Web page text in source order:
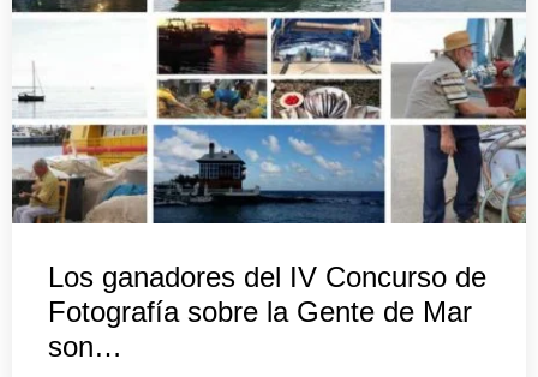
Los ganadores del IV Concurso de
Fotografía sobre la Gente de Mar
son…